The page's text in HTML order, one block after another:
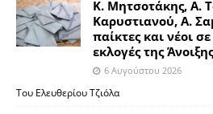
Κ. Μητσοτάκης, Α.
Καρυστιανού, Α.
παίκτες και νέοι
εκλογές της Άνοιξης
6 Αυγούστου 2026
Του Ελευθερίου Τζιόλα